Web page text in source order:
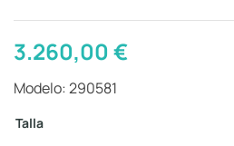
3.260,00€
Modelo: 290581
Talla